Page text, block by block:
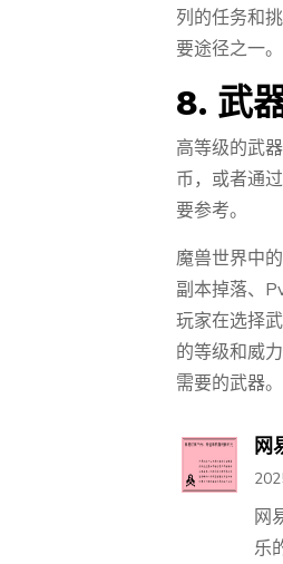
列的任务和
要途径之一。
8. 武
高等级的武
币，或者通
要参考。
魔兽世界中
副本掉落、
玩家在选择
的等级和威
需要的武器。
网
网
乐